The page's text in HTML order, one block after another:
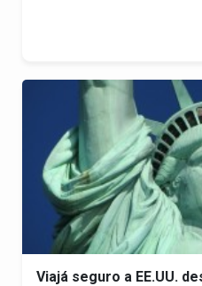
Viajá seguro a EE.UU.